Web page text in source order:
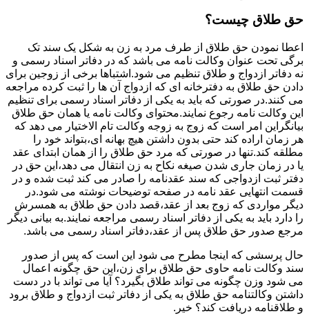
حق طلاق چیست؟
اعطا نمودن حق طلاق از طرف مرد به زن به شکل یک سند تک
برگی تحت عنوان وکالت نامه می باشد که در دفاتر اسناد رسمی و
نه دفاتر ازدواج و طلاق تنظیم می شود.اشتباها برخی از زوجین برای
دادن حق طلاق به دفترخانه ای که ازدواج آن ها را ثبت کرده مراجعه
می کنند.در صورتی که باید به یکی از دفاتر اسناد رسمی برای تنظیم
این وکالت نامه رجوع نمایند.محتوای وکالت نامه یا همان حق طلاق
بیانگراین امر است که زوج به زوجه وکالت تام الاختیار می دهد که
هر زمان اراده کند حتی بدون داشتن هیچ بهانه ای،بتواند خود را
مطلقه کند.تنها در صورتی که مرد حق طلاق را از همان ابتدای عقد
یا در زمان جاری شدن صیغه نکاح به زن انتقال می دهد،این حق در
دفتر ثبت ازدواجی که سند عقدنامه را صادر می کند ثبت شده و در
قسمت انتهایی عقد نامه در صفحه توضیحات نوشته می شود.در
دیگر مواردی که زوج بعد از عقد،قصد دادن حق طلاق به همسرش
را دارد باید به یکی از دفاتر اسناد رسمی مراجعه نمایند.به بیانی دیگر
مرجع صدور حق طلاق پس از عقد،دفاتر اسناد رسمی می باشد.
حال پرسشی که اینجا مطرح می شود این است که پس از صدور
سند وکالت نامه حاوی حق طلاق برای زن،این حق چگونه اعمال
می شود وزن چگونه می تواند طلاق بگیرد؟ آیا می تواند با در دست
داشتن وکالتنامه حق طلاق به یکی از دفاتر ثبت ازدواج و طلاق برود
و طلاقنامه دریافت کند؟ خیر.